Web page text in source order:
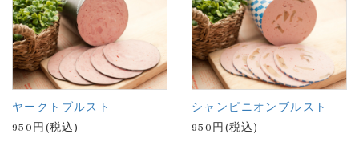
ヤークトブルスト
950円(税込)
シャンピニオンブルスト
950円(税込)